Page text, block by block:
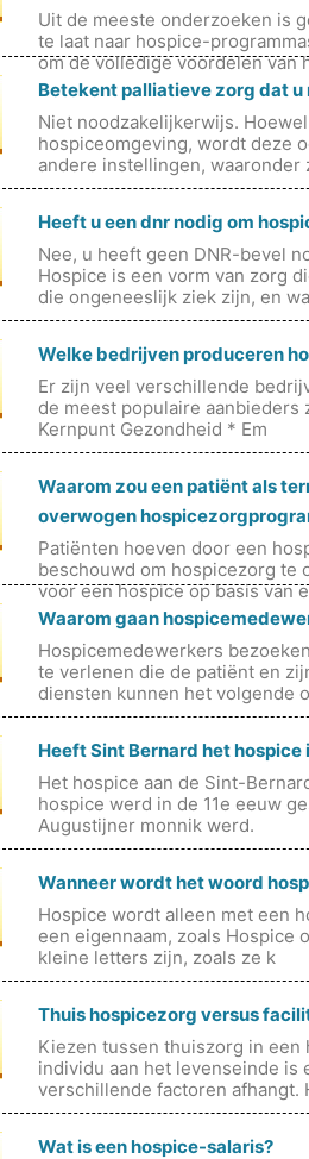
Uit de meeste onderzoeken is
te laat naar hospice-
om de volledige voordelen van
Betekent palliatieve zorg dat u
Niet noodzakelijkerwijs.
hospiceomgeving, wordt deze
andere instellingen, waaronder
Heeft u een dnr nodig om
Nee, u heeft geen DNR-bevel
Hospice is een vorm van zorg
die ongeneeslijk ziek zijn, en
Welke bedrijven produceren
Er zijn veel verschillende
de meest populaire
Kernpunt Gezondheid * Em
Waarom zou een patiënt als
overwogen
Patiënten hoeven door een
beschouwd om hospicezorg te
voor een hospice op basis van
Waarom gaan
Hospicemedewerkers
te verlenen die de patiënt en
diensten kunnen het volgende
Heeft Sint Bernard het hospice
Het hospice aan de Sint-
hospice werd in de 11e eeuw
Augustijner monnik werd.
Wanneer wordt het woord
Hospice wordt alleen met een
een eigennaam, zoals Hospice
kleine letters zijn, zoals ze k
Thuis hospicezorg versus
Kiezen tussen thuiszorg in
individu aan het levenseinde is
verschillende factoren afhangt.
Wat is een hospice-salaris?